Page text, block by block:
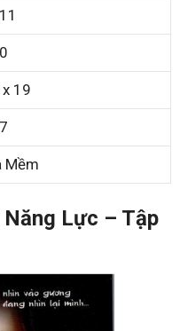
19
Mềm
Lực – Tập